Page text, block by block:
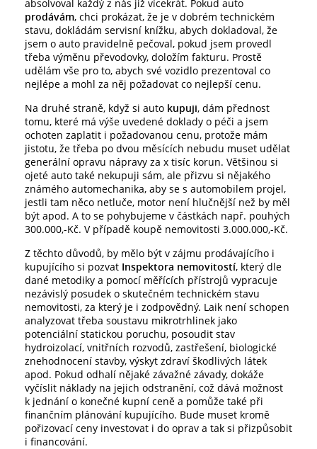
absolvoval každý z nás již vícekrát. Pokud auto
prodávám, chci prokázat, že je v dobrém technickém
stavu, dokládám servisní knížku, abych dokladoval, že
jsem o auto pravidelně pečoval, pokud jsem provedl
třeba výměnu převodovky, doložím fakturu. Prostě
udělám vše pro to, abych své vozidlo prezentoval co
nejlépe a mohl za něj požadovat co nejlepší cenu.
Na druhé straně, když si auto kupuji, dám přednost
tomu, které má výše uvedené doklady o péči a jsem
ochoten zaplatit i požadovanou cenu, protože mám
jistotu, že třeba po dvou měsících nebudu muset udělat
generální opravu nápravy za x tisíc korun. Většinou si
ojeté auto také nekupuji sám, ale přizvu si nějakého
známého automechanika, aby se s automobilem projel,
jestli tam něco netluče, motor není hlučnější než by měl
být apod. A to se pohybujeme v částkách např. pouhých
300.000,-Kč. V případě koupě nemovitosti 3.000.000,-Kč.
Z těchto důvodů, by mělo být v zájmu prodávajícího i
kupujícího si pozvat Inspektora nemovitostí, který dle
dané metodiky a pomocí měřících přístrojů vypracuje
nezávislý posudek o skutečném technickém stavu
nemovitosti, za který je i zodpovědný. Laik není schopen
analyzovat třeba soustavu mikrotrhlinek jako
potenciální statickou poruchu, posoudit stav
hydroizolací, vnitřních rozvodů, zastřešení, biologické
znehodnocení stavby, výskyt zdraví škodlivých látek
apod. Pokud odhalí nějaké závažné závady, dokáže
vyčíslit náklady na jejich odstranění, což dává možnost
k jednání o konečné kupní ceně a pomůže také při
finančním plánování kupujícího. Bude muset kromě
pořizovací ceny investovat i do oprav a tak si přizpůsobit
i financování.